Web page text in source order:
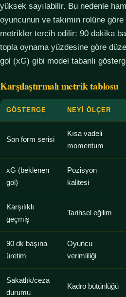
yüksek sayılabilir. Bu nedenle
oyuncunun ve takımın rolüne
metrikler tercih edilir: 90 dakika
topla oynama yüzdesine göre
gol (xG) gibi model tabanlı
Karşılaştırmalı metrik tablosu
GÖSTERGE NEYI ÖLÇER
Son form serisi
Kısa vadeli
momentum
xG (beklenen
gol)
Pozisyon
kalitesi
Karşılıklı
geçmiş
Tarihsel eğilim
90 dk başına
üretim
Oyuncu
verimliliği
Sakatlık/ceza
durumu
Kadro bütünlüğü